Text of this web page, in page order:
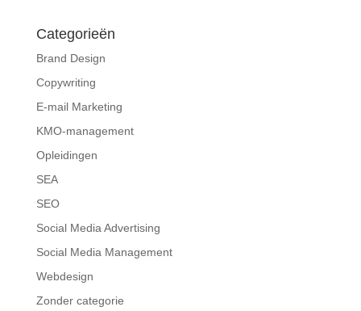
Categorieën
Brand Design
Copywriting
E-mail Marketing
KMO-management
Opleidingen
SEA
SEO
Social Media Advertising
Social Media Management
Webdesign
Zonder categorie